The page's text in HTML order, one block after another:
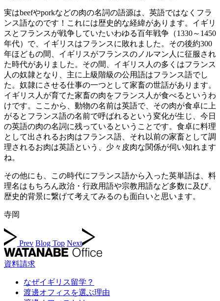
実はbeefやporkなどの肉の名詞の語源は、英語ではなくフラ
ンス語なのです！これには歴史的な経緯があります。イギリ
スとフランスが戦争していたいわゆる百年戦争（1330～1450
年代）で、イギリスはフランスに敗れました。その後約300
年ほどもの間、イギリスがフランスのノルマン人に征服され
た時代がありました。その間、イギリス人の多くはフランス
人の奴隷となり、主に上級階級の公用語はフランス語でし
た。奴隷にさせる仕事の一つとして家畜の世話があります。
イギリス人が育てた家畜の肉をフランス人が食べるというわ
けです。ここから、動物の名前は英語で、その肉が食卓に上
がるとフランス語の名前で呼ばれるという変化が生じ、今日
の英語の肉の名詞に残っているということです。食卓に料理
として出されるお肉はフランス語、それ以前の家畜として調
理されるお肉は英語という、少々皮肉な関係が伺い知れます
ね。
その他にも、この時代にフランス語から入った英単語は、料
理名はもちろん政治・行政用語や宗教用語など多数に及び、
歴史的背景に繋げて考えてみるのも面白いと思います。
寺岡
Prev Blog Top Next
資料請求
なぜイギリス留学？
渡邊オフィスを選ぶ理由